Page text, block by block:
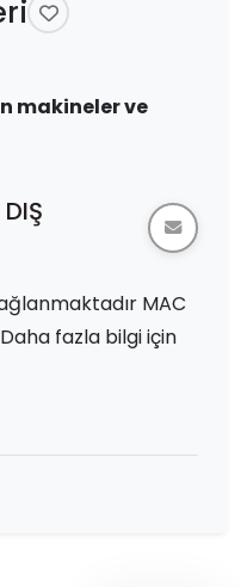
makineler ve
MAC
Daha fazla bilgi için